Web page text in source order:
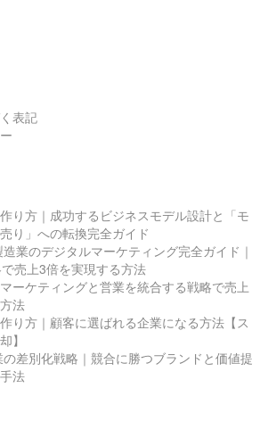
表記
り方｜成功するビジネスモデル設計と「モ
り」への転換完全ガイド
造業のデジタルマーケティング完全ガイド｜
売上3倍を実現する方法
ーケティングと営業を統合する戦略で売上
法
り方｜顧客に選ばれる企業になる方法【ス
】
の差別化戦略｜競合に勝つブランドと価値提
法